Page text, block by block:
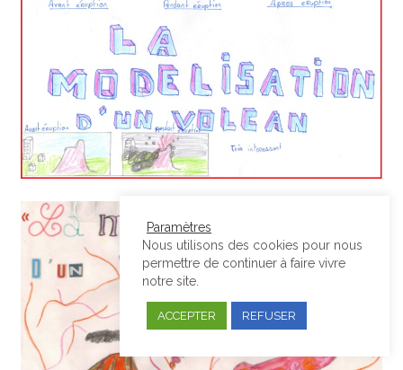
Paramètres
Nous utilisons des cookies pour nous
permettre de continuer à faire vivre
notre site.
ACCEPTER REFUSER